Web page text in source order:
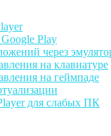
Play
через
на клавиатуре
на геймпаде
для слабых ПК